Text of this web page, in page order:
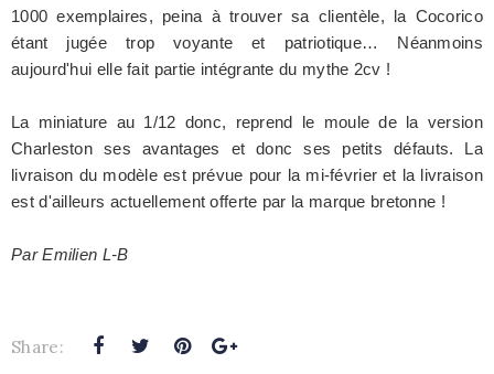
1000 exemplaires, peina à trouver sa clientèle, la Cocorico
étant jugée trop voyante et patriotique… Néanmoins
aujourd'hui elle fait partie intégrante du mythe 2cv !
La miniature au 1/12 donc, reprend le moule de la version
Charleston ses avantages et donc ses petits défauts. La
livraison du modèle est prévue pour la mi-février et la livraison
est d'ailleurs actuellement offerte par la marque bretonne !
Par Emilien L-B
Share: